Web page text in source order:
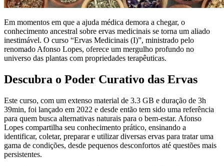
Em momentos em que a ajuda médica demora a chegar, o
conhecimento ancestral sobre ervas medicinais se torna um aliado
inestimável. O curso “Ervas Medicinais (I)”, ministrado pelo
renomado Afonso Lopes, oferece um mergulho profundo no
universo das plantas com propriedades terapêuticas.
Descubra o Poder Curativo das Ervas
Este curso, com um extenso material de 3.3 GB e duração de 3h
39min, foi lançado em 2022 e desde então tem sido uma referência
para quem busca alternativas naturais para o bem-estar. Afonso
Lopes compartilha seu conhecimento prático, ensinando a
identificar, coletar, preparar e utilizar diversas ervas para tratar uma
gama de condições, desde pequenos desconfortos até questões mais
persistentes.